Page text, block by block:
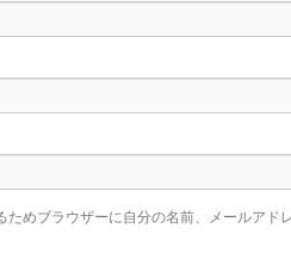
ためブラウザーに自分の名前、メールアド